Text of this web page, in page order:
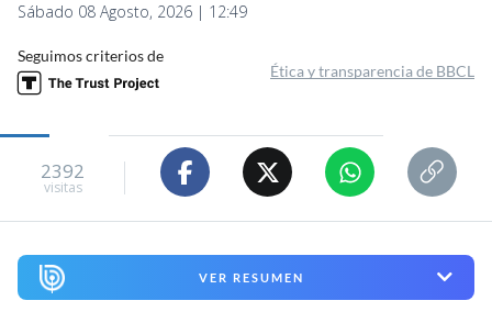
Sábado 08 Agosto, 2026 | 12:49
Seguimos criterios de
Ética y transparencia de BBCL
2392
visitas
VER RESUMEN